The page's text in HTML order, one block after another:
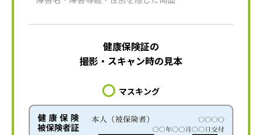
健康保険証の
撮影・スキャン時の見本
マスキング